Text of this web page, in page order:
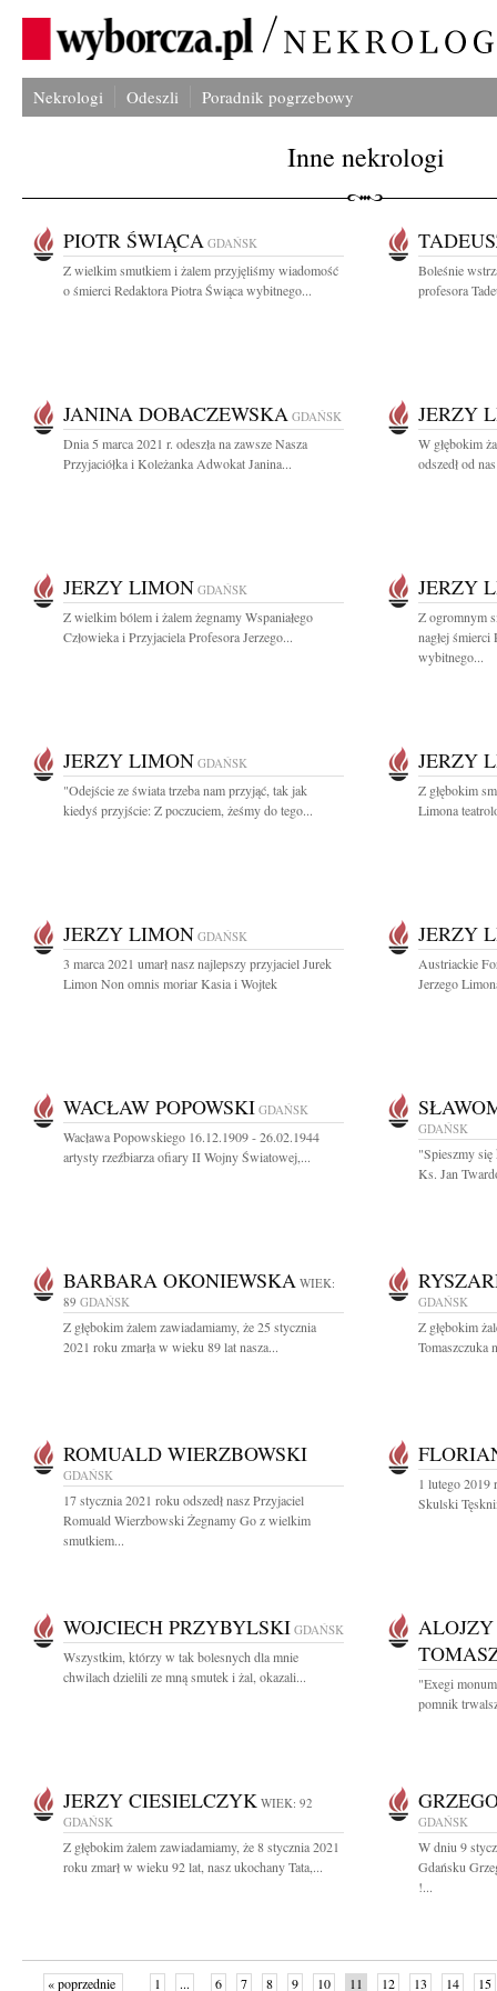
Nekrologi Odeszli Poradnik pogrzebowy
Inne nekrologi
PIOTR ŚWIĄCA GDAŃSK
Z wielkim smutkiem i żalem przyjęliśmy wiadomość
o śmierci Redaktora Piotra Świąca wybitnego...
Boleśnie
profesora
JANINA DOBACZEWSKA GDAŃSK
Dnia 5 marca 2021 r. odeszła na zawsze Nasza
Przyjaciółka i Koleżanka Adwokat Janina...
JERZY
W głębokim
odszedł od
JERZY LIMON GDAŃSK
Z wielkim bólem i żalem żegnamy Wspaniałego
Człowieka i Przyjaciela Profesora Jerzego...
JERZY
Z ogromnym
nagłej śmierci
wybitnego...
JERZY LIMON GDAŃSK
"Odejście ze świata trzeba nam przyjąć, tak jak
kiedyś przyjście: Z poczuciem, żeśmy do tego...
JERZY
Z głębokim
Limona
JERZY LIMON GDAŃSK
3 marca 2021 umarł nasz najlepszy przyjaciel Jurek
Limon Non omnis moriar Kasia i Wojtek
JERZY
Austriackie
Jerzego
WACŁAW POPOWSKI GDAŃSK
Wacława Popowskiego 16.12.1909 - 26.02.1944
artysty rzeźbiarza ofiary II Wojny Światowej,...
GDAŃSK
"Spieszmy
Ks. Jan
BARBARA OKONIEWSKA WIEK:
89 GDAŃSK
Z głębokim żalem zawiadamiamy, że 25 stycznia
2021 roku zmarła w wieku 89 lat nasza...
GDAŃSK
Z głębokim
Tomaszczuka
ROMUALD WIERZBOWSKI
GDAŃSK
17 stycznia 2021 roku odszedł nasz Przyjaciel
Romuald Wierzbowski Żegnamy Go z wielkim
smutkiem...
1 lutego 2019
Skulski
WOJCIECH PRZYBYLSKI GDAŃSK
Wszystkim, którzy w tak bolesnych dla mnie
chwilach dzielili ze mną smutek i żal, okazali...
"Exegi
pomnik
JERZY CIESIELCZYK WIEK: 92
GDAŃSK
Z głębokim żalem zawiadamiamy, że 8 stycznia 2021
roku zmarł w wieku 92 lat, nasz ukochany Tata,...
GDAŃSK
W dniu 9
Gdańsku
!...
« poprzednie 1 ... 6 7 8 9 10 11 12 13 14 15